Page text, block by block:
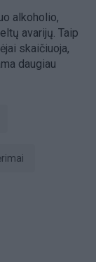
alkoholio,
avarijų. Taip
skaičiuoja,
daugiau